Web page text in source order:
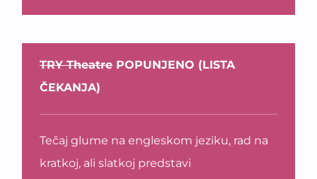
TRY TheatrePOPUNJENO (LISTA
ČEKANJA)
Tečaj glume na engleskom jeziku, rad na
kratkoj, ali slatkoj predstavi